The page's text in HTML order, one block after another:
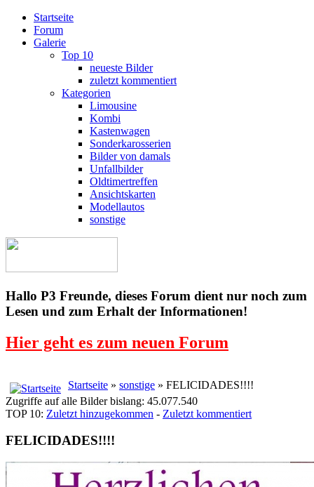
Startseite
Forum
Galerie
Top 10
neueste Bilder
zuletzt kommentiert
Kategorien
Limousine
Kombi
Kastenwagen
Sonderkarosserien
Bilder von damals
Unfallbilder
Oldtimertreffen
Ansichtskarten
Modellautos
sonstige
Hallo P3 Freunde, dieses Forum dient nur noch zum
Lesen und zum Erhalt der Informationen!
Hier geht es zum neuen Forum
Startseite » sonstige » FELICIDADES!!!!
Zugriffe auf alle Bilder bislang: 45.077.540
TOP 10: Zuletzt hinzugekommen - Zuletzt kommentiert
FELICIDADES!!!!